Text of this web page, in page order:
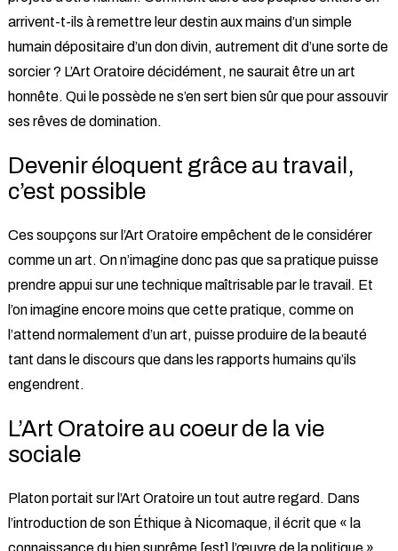
arrivent-t-ils à remettre leur destin aux mains d’un simple
humain dépositaire d’un don divin, autrement dit d’une sorte de
sorcier ? L’Art Oratoire décidément, ne saurait être un art
honnête. Qui le possède ne s’en sert bien sûr que pour assouvir
ses rêves de domination.
Devenir éloquent grâce au travail,
c’est possible
Ces soupçons sur l’Art Oratoire empêchent de le considérer
comme un art. On n’imagine donc pas que sa pratique puisse
prendre appui sur une technique maîtrisable par le travail. Et
l’on imagine encore moins que cette pratique, comme on
l’attend normalement d’un art, puisse produire de la beauté
tant dans le discours que dans les rapports humains qu’ils
engendrent.
L’Art Oratoire au coeur de la vie
sociale
Platon portait sur l’Art Oratoire un tout autre regard. Dans
l’introduction de son Éthique à Nicomaque, il écrit que « la
connaissance du bien suprême [est] l’œuvre de la politique »,